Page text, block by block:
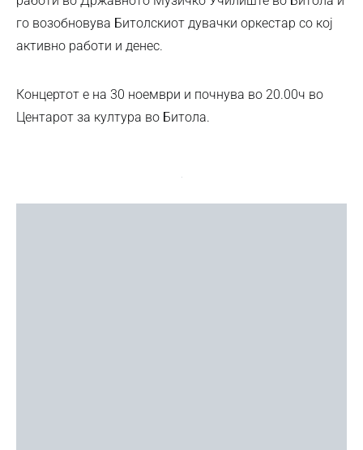
го возобновува Битолскиот дувачки оркестар со кој
активно работи и денес.
Концертот е на 30 ноември и почнува во 20.00ч во
Центарот за култура во Битола.